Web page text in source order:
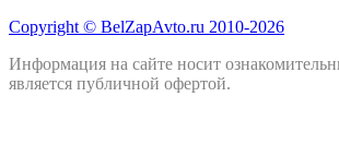
Copyright © BelZapAvto.ru 2010-2026
Информация на сайте носит
является публичной офертой.